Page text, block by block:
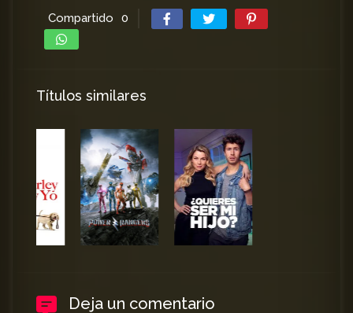
Compartido 0
Títulos similares
Deja un comentario